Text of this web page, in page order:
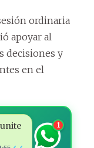
ordinaria
apoyar al
decisiones y
en el
1